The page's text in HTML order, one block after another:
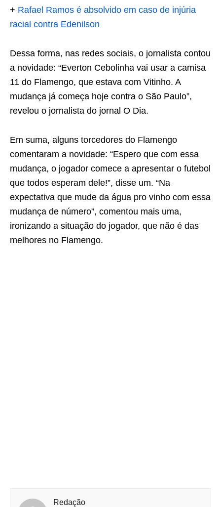
+ Rafael Ramos é absolvido em caso de injúria
racial contra Edenilson
Dessa forma, nas redes sociais, o jornalista contou
a novidade: “Everton Cebolinha vai usar a camisa
11 do Flamengo, que estava com Vitinho. A
mudança já começa hoje contra o São Paulo”,
revelou o jornalista do jornal O Dia.
Em suma, alguns torcedores do Flamengo
comentaram a novidade: “Espero que com essa
mudança, o jogador comece a apresentar o futebol
que todos esperam dele!”, disse um. “Na
expectativa que mude da água pro vinho com essa
mudança de número”, comentou mais uma,
ironizando a situação do jogador, que não é das
melhores no Flamengo.
Redação